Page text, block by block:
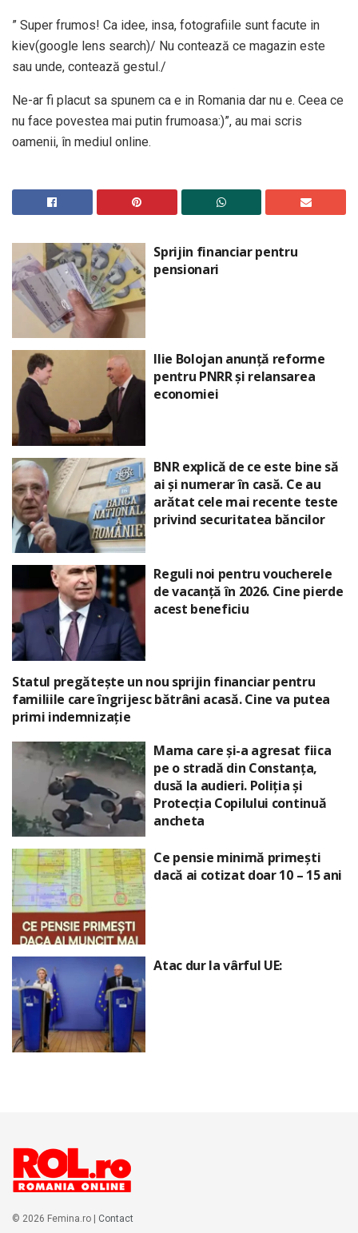
” Super frumos! Ca idee, insa, fotografiile sunt facute in
kiev(google lens search)/ Nu contează ce magazin este
sau unde, contează gestul./
Ne-ar fi placut sa spunem ca e in Romania dar nu e. Ceea ce
nu face povestea mai putin frumoasa:)”, au mai scris
oamenii, în mediul online.
Sprijin financiar pentru
pensionari
Ilie Bolojan anunță reforme
pentru PNRR și relansarea
economiei
BNR explică de ce este bine să
ai și numerar în casă. Ce au
arătat cele mai recente teste
privind securitatea băncilor
Reguli noi pentru voucherele
de vacanță în 2026. Cine pierde
acest beneficiu
Statul pregătește un nou sprijin financiar pentru
familiile care îngrijesc bătrâni acasă. Cine va putea
primi indemnizație
Mama care și-a agresat fiica
pe o stradă din Constanța,
dusă la audieri. Poliția și
Protecția Copilului continuă
ancheta
Ce pensie minimă primești
dacă ai cotizat doar 10 – 15 ani
Atac dur la vârful UE:
© 2026 Femina.ro | Contact